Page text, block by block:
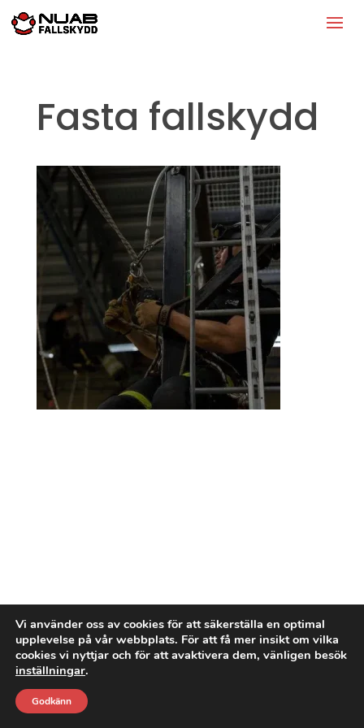
Fasta fallskydd
Vi använder oss av cookies för att säkerställa en optimal
upplevelse på vår webbplats. För att få mer insikt om vilka
cookies vi nyttjar och för att avaktivera dem, vänligen besök
inställningar.
Godkänn